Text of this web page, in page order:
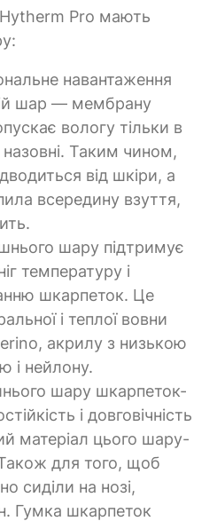
Pro мають
навантаження
шар — мембрану
вологу тільки в
Таким чином,
від шкіри, а
всередину взуття,
шару підтримує
температуру і
шкарпеток. Це
і теплої вовни
акрилу з низькою
і нейлону.
шару шкарпеток-
і довговічність
матеріал цього шару-
для того, щоб
сиділи на нозі,
Гумка шкарпеток